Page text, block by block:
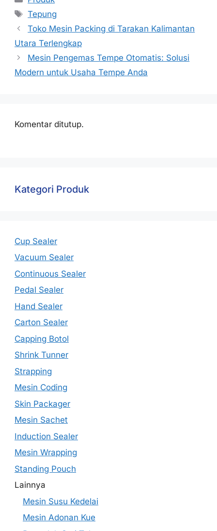
Tepung
Toko Mesin Packing di Tarakan Kalimantan
Utara Terlengkap
Mesin Pengemas Tempe Otomatis: Solusi
Modern untuk Usaha Tempe Anda
Komentar ditutup.
Kategori Produk
Cup Sealer
Vacuum Sealer
Continuous Sealer
Pedal Sealer
Hand Sealer
Carton Sealer
Capping Botol
Shrink Tunner
Strapping
Mesin Coding
Skin Packager
Mesin Sachet
Induction Sealer
Mesin Wrapping
Standing Pouch
Lainnya
Mesin Susu Kedelai
Mesin Adonan Kue